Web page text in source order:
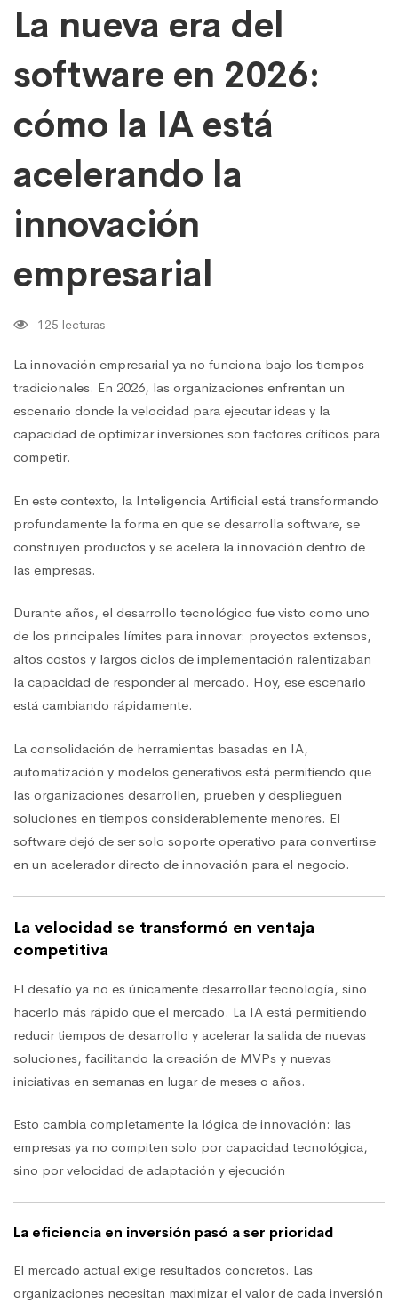
está
acelerando
innovación
La nueva era del
software en 2026:
cómo la IA está
acelerando la
innovación
empresarial
125 lecturas
La innovación empresarial ya no funciona bajo los tiempos
tradicionales. En 2026, las organizaciones enfrentan un
escenario donde la velocidad para ejecutar ideas y la
capacidad de optimizar inversiones son factores críticos para
competir.
En este contexto, la Inteligencia Artificial está transformando
profundamente la forma en que se desarrolla software, se
construyen productos y se acelera la innovación dentro de
las empresas.
Durante años, el desarrollo tecnológico fue visto como uno
de los principales límites para innovar: proyectos extensos,
altos costos y largos ciclos de implementación ralentizaban
la capacidad de responder al mercado. Hoy, ese escenario
está cambiando rápidamente.
La consolidación de herramientas basadas en IA,
automatización y modelos generativos está permitiendo que
las organizaciones desarrollen, prueben y desplieguen
soluciones en tiempos considerablemente menores. El
software dejó de ser solo soporte operativo para convertirse
en un acelerador directo de innovación para el negocio.
La velocidad se transformó en ventaja
competitiva
El desafío ya no es únicamente desarrollar tecnología, sino
hacerlo más rápido que el mercado. La IA está permitiendo
reducir tiempos de desarrollo y acelerar la salida de nuevas
soluciones, facilitando la creación de MVPs y nuevas
iniciativas en semanas en lugar de meses o años.
Esto cambia completamente la lógica de innovación: las
empresas ya no compiten solo por capacidad tecnológica,
sino por velocidad de adaptación y ejecución
La eficiencia en inversión pasó a ser prioridad
El mercado actual exige resultados concretos. Las
organizaciones necesitan maximizar el valor de cada inversión